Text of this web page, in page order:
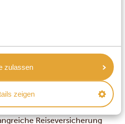
zulassen
zeigen
direkt.
Vergessen Sie
nicht
wartet bereits auf Sie, aber
machen, sorgen Sie dafür,
Reiseversicherung